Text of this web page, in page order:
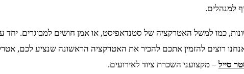
למנהלים.
כמו למשל האטרקציה של סטנדאפיסט, או אמן חושים למבוגרים. יחד
רוצים להזמין אתכם להכיר את האטרקציה הראשונה שנציע לכם,
סייל – מקצועני השכרת ציוד לאירועים.